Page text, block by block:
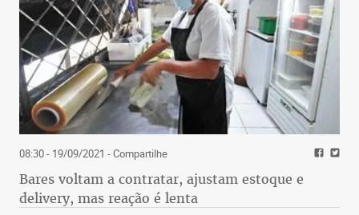
08:30 - 19/09/2021 - Compartilhe
Bares voltam a contratar, ajustam estoque e
delivery, mas reação é lenta